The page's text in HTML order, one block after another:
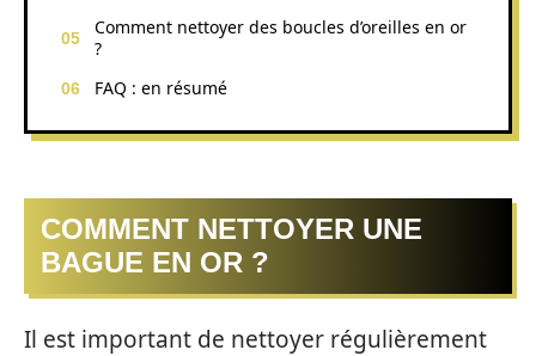
Comment nettoyer des boucles d’oreilles en or
?
FAQ : en résumé
COMMENT NETTOYER UNE
BAGUE EN OR ?
Il est important de nettoyer régulièrement